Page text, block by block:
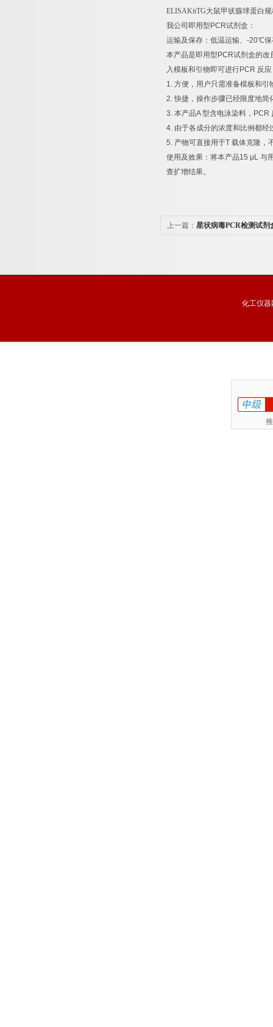
ELISAKitTG大鼠甲状腺球蛋白
我公司即用型 PCR试剂盒：
运输及保存：低温运输、 -20℃
本产品是即用型 PCR试剂盒的改
入模板和引物即可进行PCR 反
1. 方便，用户只需准备模板和引
2.快捷，操作步骤已经限度地简
3. 本产品A型含电泳染料， PCR
4. 由于各成分的浓度和比例都
5. 产物可直接用于T 载体克隆，
使用及效果：将本产品15 μL 与
查扩增结果。
上一篇： 星状病毒PCR检测试剂
化工仪器